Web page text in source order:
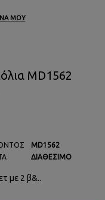
ΜΟΥ
MD1562
MD1562
ΔΙΑΘΈΣΙΜΟ
με 2 β&..